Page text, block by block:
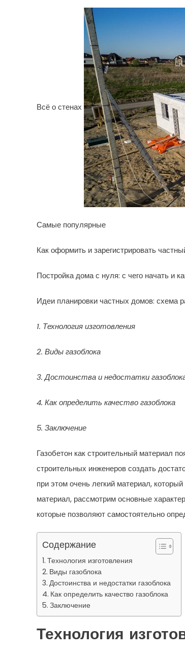
Всё о стенах
Самые популярные
Как оформить и зарегистрировать
Постройка дома с нуля: с чего начать и
Идеи планировки частных домов: схема
1. Технология изготовления
2. Виды газоблока
3. Достоинства и недостатки
4. Как определить качество газоблока
5. Заключение
Газобетон как строительный материал
строительных инженеров создать
при этом очень легкий материал,
материал, рассмотрим основные
которые позволяют самостоятельно
Содержание
Технология изготовления
Виды газоблока
Достоинства и недостатки газоблока
Как определить качество газоблока
Заключение
Технология